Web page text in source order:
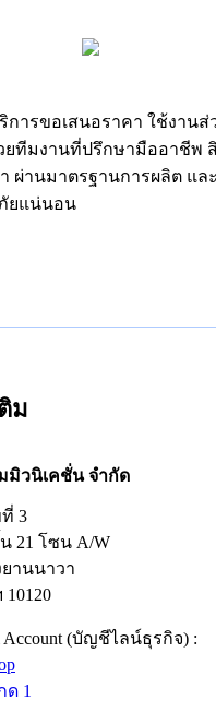
ารขอเสนอราคา ใช้งานส่
ยทีมงานที่ปรึกษามืออาชีพ
ผ่านมาตรฐานการผลิต แล
ยแน่นอน
ม
มิวนิเคชั่น จำกัด
3
21 โซน A/W
านนาวา
Account (บัญชีไลน์ธุรกิจ) :
ด 1